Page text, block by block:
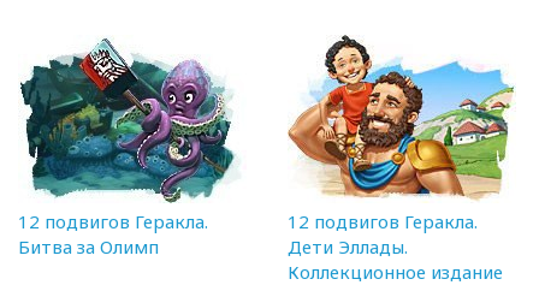
12 подвигов Геракла.
Битва за Олимп
12 подвигов Геракла.
Дети Эллады.
Коллекционное издание